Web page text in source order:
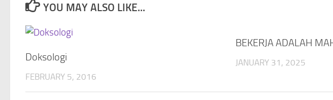
YOU MAY ALSO LIKE...
Doksologi
FEBRUARY 5, 2016
BEKERJA ADALAH
JANUARY 31, 2025